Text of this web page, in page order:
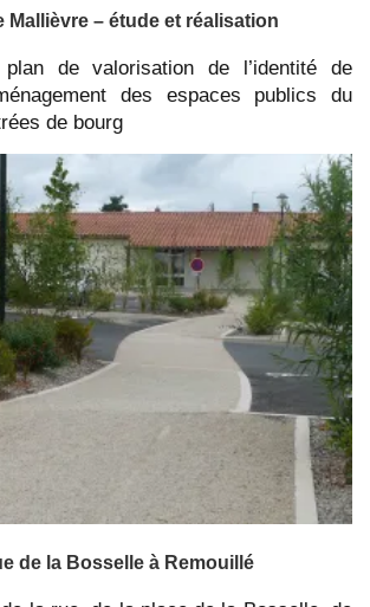
Mallièvre – étude et réalisation
plan de valorisation de l’identité de
des espaces publics du
de bourg
de la Bosselle à Remouillé